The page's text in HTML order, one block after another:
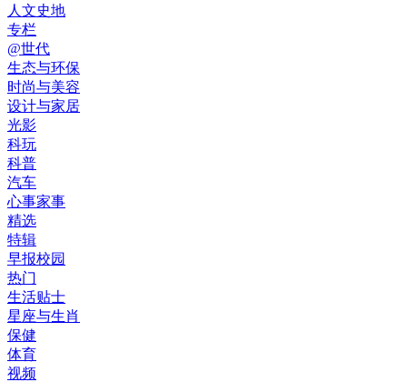
人文史地
专栏
@世代
生态与环保
时尚与美容
设计与家居
光影
科玩
科普
汽车
心事家事
精选
特辑
早报校园
热门
生活贴士
星座与生肖
保健
体育
视频